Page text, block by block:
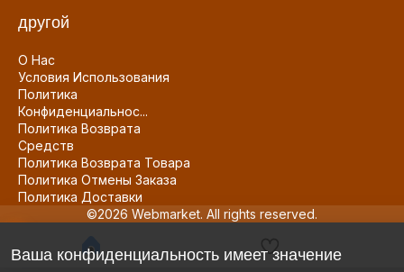
другой
О Нас
Условия Использования
Политика
Конфиденциальнос...
Политика Возврата
Средств
Политика Возврата Товара
Политика Отмены Заказа
Политика Доставки
©2026 Webmarket. All rights reserved.
Ваша конфиденциальность имеет значение